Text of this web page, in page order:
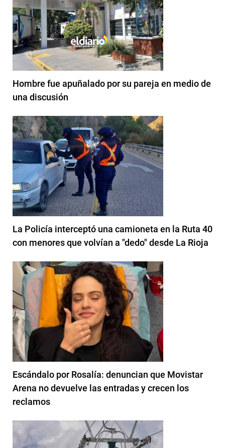
Hombre fue apuñalado por su pareja en medio de
una discusión
La Policía interceptó una camioneta en la Ruta 40
con menores que volvían a "dedo" desde La Rioja
Escándalo por Rosalía: denuncian que Movistar
Arena no devuelve las entradas y crecen los
reclamos